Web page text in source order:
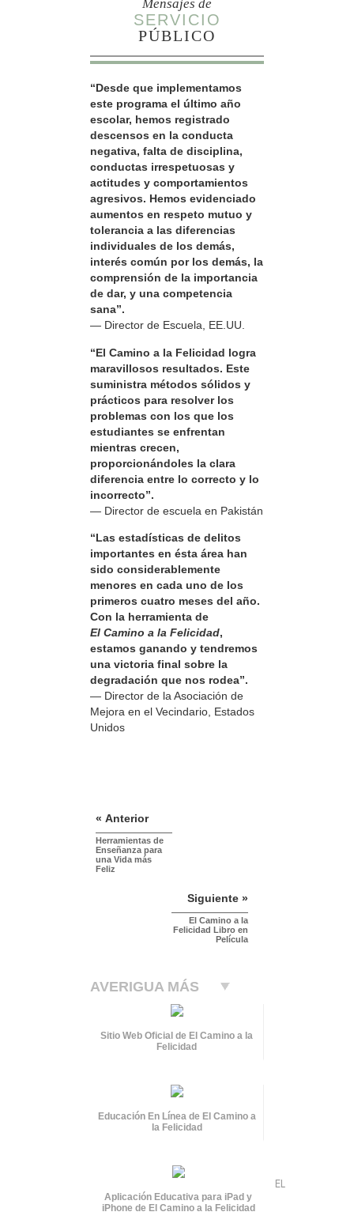
Mensajes de
SERVICIO
PÚBLICO
“Desde que implementamos
este programa el último año
escolar, hemos registrado
descensos en la conducta
negativa, falta de disciplina,
conductas irrespetuosas y
actitudes y comportamientos
agresivos. Hemos evidenciado
aumentos en respeto mutuo y
tolerancia a las diferencias
individuales de los demás,
interés común por los demás, la
comprensión de la importancia
de dar, y una competencia
sana”.
— Director de Escuela, EE.UU.
“El Camino a la Felicidad logra
maravillosos resultados. Este
suministra métodos sólidos y
prácticos para resolver los
problemas con los que los
estudiantes se enfrentan
mientras crecen,
proporcionándoles la clara
diferencia entre lo correcto y lo
incorrecto”.
— Director de escuela en Pakistán
“Las estadísticas de delitos
importantes en ésta área han
sido considerablemente
menores en cada uno de los
primeros cuatro meses del año.
Con la herramienta de
El Camino a la Felicidad,
estamos ganando y tendremos
una victoria final sobre la
degradación que nos rodea”.
— Director de la Asociación de
Mejora en el Vecindario, Estados
Unidos
« Anterior
Herramientas de
Enseñanza para
una Vida más
Feliz
Siguiente »
El Camino a la
Felicidad Libro en
Película
AVERIGUA MÁS
Sitio Web Oficial de El Camino a la
Felicidad
Educación En Línea de El Camino a
la Felicidad
Aplicación Educativa para iPad y
iPhone de El Camino a la Felicidad
EL